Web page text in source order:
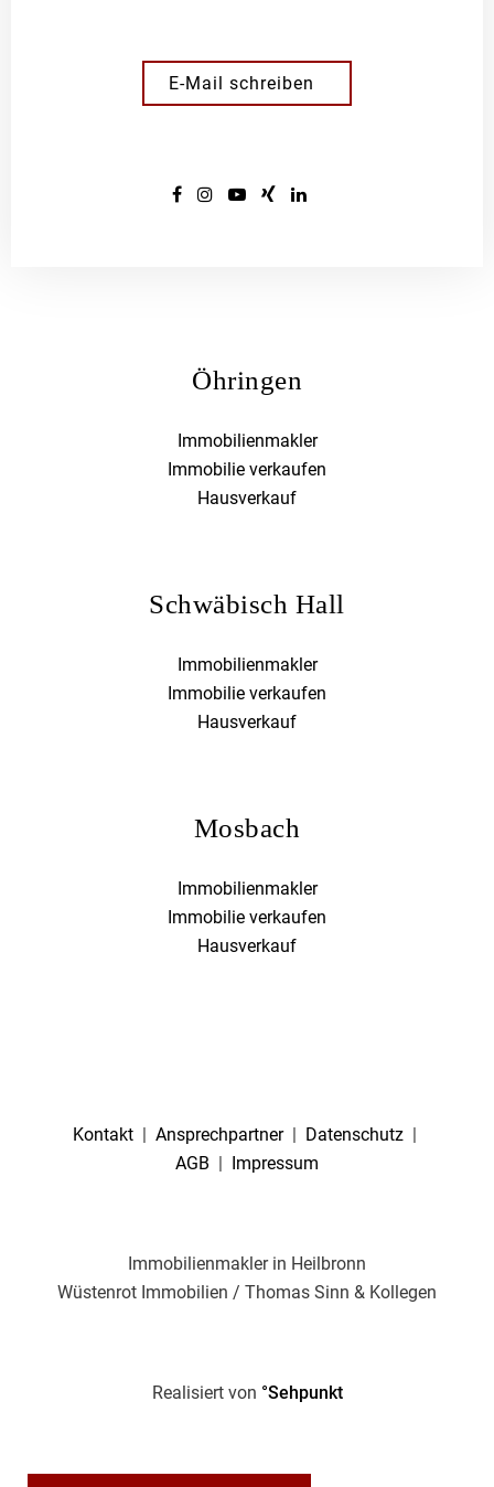
E-Mail schreiben
Öhringen
Immobilienmakler
Immobilie verkaufen
Hausverkauf
Schwäbisch Hall
Immobilienmakler
Immobilie verkaufen
Hausverkauf
Mosbach
Immobilienmakler
Immobilie verkaufen
Hausverkauf
Kontakt | Ansprechpartner| Datenschutz |
AGB | Impressum
Immobilienmakler in Heilbronn
Wüstenrot Immobilien / Thomas Sinn & Kollegen
Realisiert von °Sehpunkt